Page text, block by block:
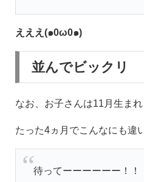
えええ(๑0ω0๑)
並んでビックリ
なお、お子さんは11月生まれ
たった4ヵ月でこんなにも違
待ってーーーーーー！！